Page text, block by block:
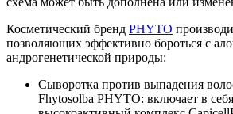
Косметический бренд PHYTO
позволяющих эффективно бороться с
андрогенетической природы:
Сыворотка против выпадения
Fhytosolba PHYTO: включает в